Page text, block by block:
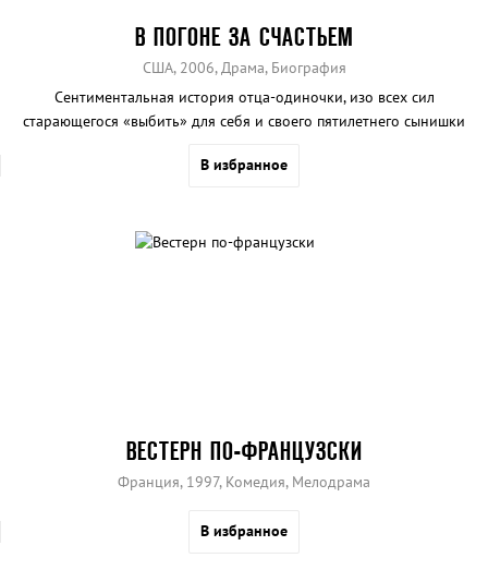
В ПОГОНЕ ЗА СЧАСТЬЕМ
США, 2006, Драма, Биография
Сентиментальная история отца-одиночки, изо всех сил
старающегося «выбить» для себя и своего пятилетнего сынишки
В избранное
ВЕСТЕРН ПО-ФРАНЦУЗСКИ
Франция, 1997, Комедия, Мелодрама
В избранное